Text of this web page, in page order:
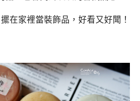
在家裡當裝飾品，好看又好聞！